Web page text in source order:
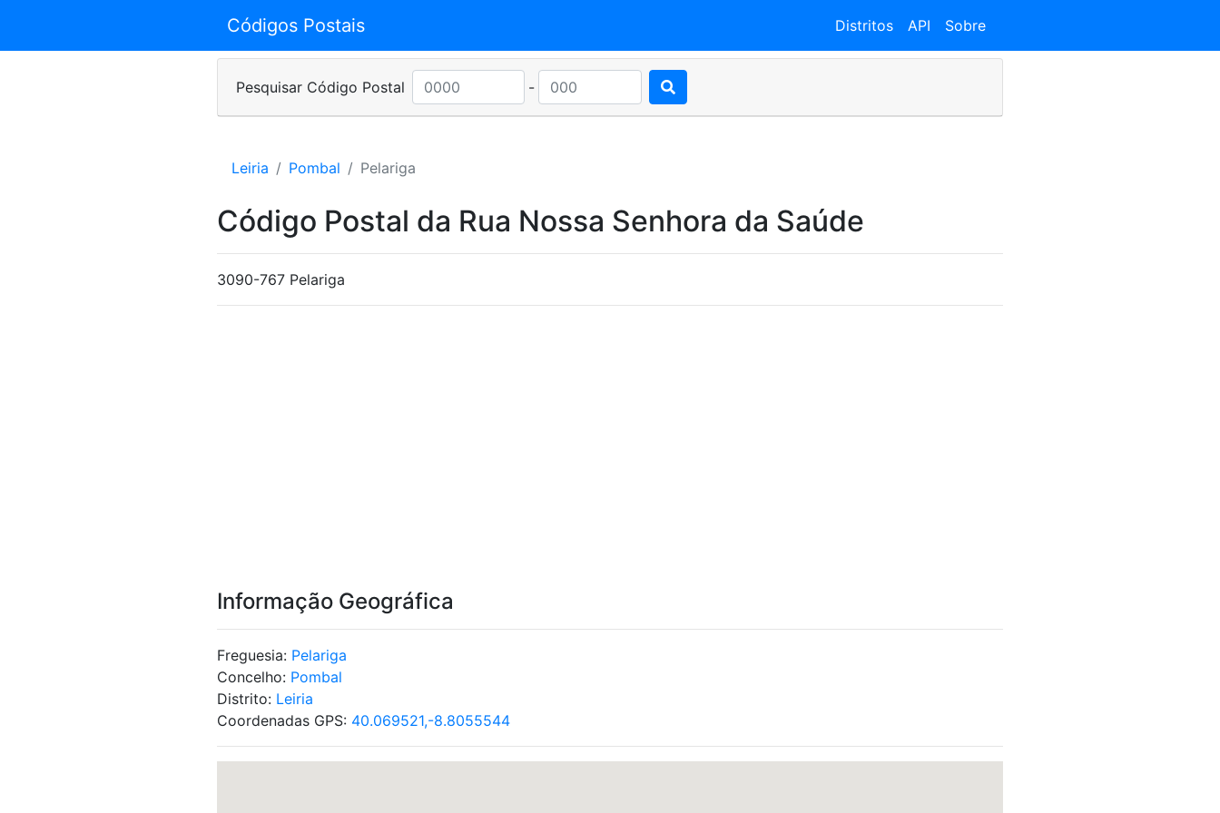
Códigos Postais Distritos API Sobre
Pesquisar Código Postal -
Leiria Pombal Pelariga
Código Postal da Rua Nossa Senhora da Saúde
3090-767 Pelariga
Informação Geográfica
Freguesia: Pelariga
Concelho: Pombal
Distrito: Leiria
Coordenadas GPS: 40.069521,-8.8055544